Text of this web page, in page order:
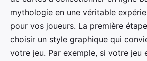
mythologie en une véritable
pour vos joueurs. La première
choisir un style graphique qui
votre jeu. Par exemple, si votre jeu